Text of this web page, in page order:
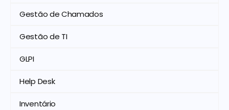
Gestão de Chamados
Gestão de TI
GLPI
Help Desk
Inventário